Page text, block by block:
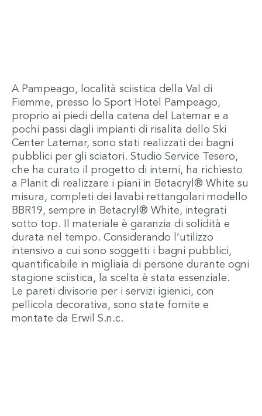
A Pampeago, località sciistica della Val di
Fiemme, presso lo Sport Hotel Pampeago,
proprio ai piedi della catena del Latemar e a
pochi passi dagli impianti di risalita dello Ski
Center Latemar, sono stati realizzati dei bagni
pubblici per gli sciatori. Studio Service Tesero,
che ha curato il progetto di interni, ha richiesto
a Planit di realizzare i piani in Betacryl® White su
misura, completi dei lavabi rettangolari modello
BBR19, sempre in Betacryl® White, integrati
sotto top. Il materiale è garanzia di solidità e
durata nel tempo. Considerando l’utilizzo
intensivo a cui sono soggetti i bagni pubblici,
quantificabile in migliaia di persone durante ogni
stagione sciistica, la scelta è stata essenziale.
Le pareti divisorie per i servizi igienici, con
pellicola decorativa, sono state fornite e
montate da Erwil S.n.c.